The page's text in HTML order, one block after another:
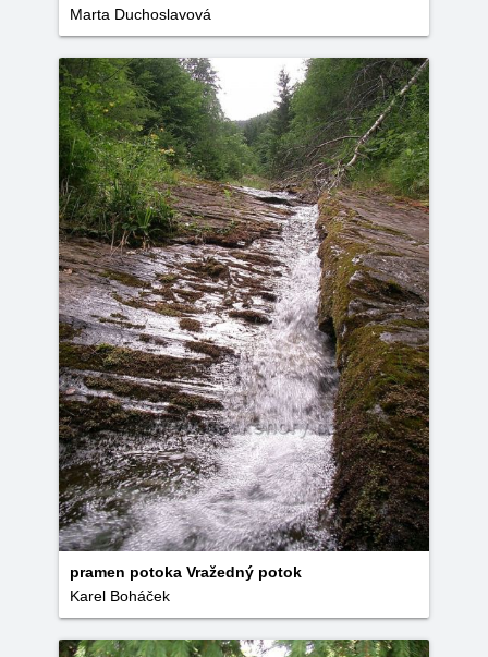
Marta Duchoslavová
pramen potoka Vražedný potok
Karel Boháček